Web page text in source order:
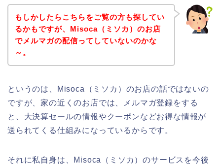
もしかしたらこちらをご覧の方も探してい
るかもですが、Misoca（ミソカ）のお店
でメルマガの配信ってしていないのかな
～。
というのは、Misoca（ミソカ）のお店の話ではないの
ですが、家の近くのお店では、メルマガ登録をする
と、大決算セールの情報やクーポンなどお得な情報が
送られてくる仕組みになっているからです。
それに私自身は、Misoca（ミソカ）のサービスを今後